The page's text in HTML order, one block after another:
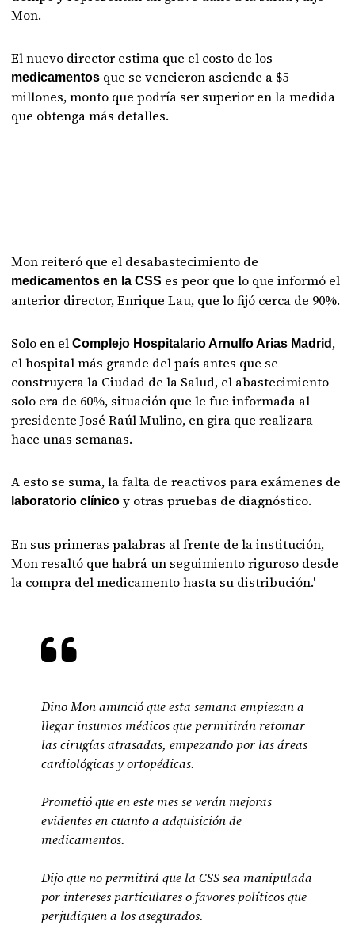
Mon.
El nuevo director estima que el costo de los
medicamentos que se vencieron asciende a $5
millones, monto que podría ser superior en la medida
que obtenga más detalles.
Mon reiteró que el desabastecimiento de
medicamentos en la CSS es peor que lo que informó el
anterior director, Enrique Lau, que lo fijó cerca de 90%.
Solo en elComplejo Hospitalario Arnulfo Arias Madrid ,
el hospital más grande del país antes que se
construyera la Ciudad de la Salud, el abastecimiento
solo era de 60%, situación que le fue informada al
presidente José Raúl Mulino, en gira que realizara
hace unas semanas.
A esto se suma, la falta de reactivos para exámenes de
laboratorio clínico y otras pruebas de diagnóstico.
En sus primeras palabras al frente de la institución,
Mon resaltó que habrá un seguimiento riguroso desde
la compra del medicamento hasta su distribución.'
Dino Mon anunció que esta semana empiezan a
llegar insumos médicos que permitirán retomar
las cirugías atrasadas, empezando por las áreas
cardiológicas y ortopédicas.
Prometió que en este mes se verán mejoras
evidentes en cuanto a adquisición de
medicamentos.
Dijo que no permitirá que la CSS sea manipulada
por intereses particulares o favores políticos que
perjudiquen a los asegurados.